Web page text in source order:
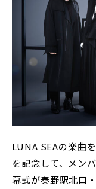
LUNA SEAの楽曲
を記念して、メン
幕式が秦野駅北口